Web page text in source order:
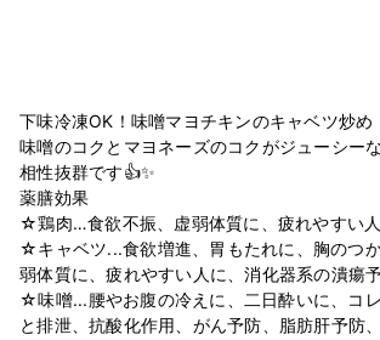
下味冷凍OK！味噌マヨチキンのキャベツ炒め
味噌のコクとマヨネーズのコクがジューシー
相性抜群です👍✨
薬膳効果
☆鶏肉…食欲不振、虚弱体質に、疲れやすい
☆キャベツ...食欲増進、胃もたれに、胸のつ
弱体質に、疲れやすい人に、消化器系の潰瘍
☆味噌...腰やお腹の冷えに、二日酔いに、コ
と排泄、抗酸化作用、がん予防、脂肪肝予防